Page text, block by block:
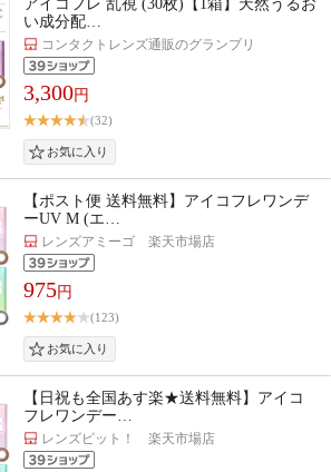
アイコフレ 乱視 (30枚)【1箱】天然うるお
い成分配…
コンタクトレンズ通販のグランプリ
3,300円
(32)
【ポスト便 送料無料】アイコフレワンデ
ーUV M (エ…
レンズアミーゴ 楽天市場店
975円
(123)
【日祝も全国あす楽★送料無料】アイコ
フレワンデー…
レンズピット！ 楽天市場店